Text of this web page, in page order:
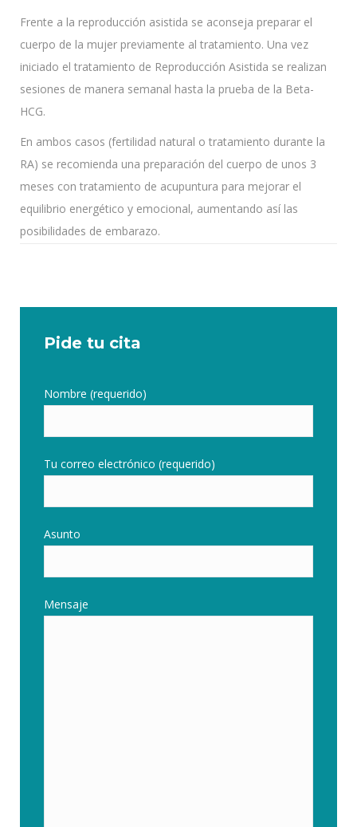
Frente a la reproducción asistida se aconseja preparar el
cuerpo de la mujer previamente al tratamiento. Una vez
iniciado el tratamiento de Reproducción Asistida se realizan
sesiones de manera semanal hasta la prueba de la Beta-
HCG.
En ambos casos (fertilidad natural o tratamiento durante la
RA) se recomienda una preparación del cuerpo de unos 3
meses con tratamiento de acupuntura para mejorar el
equilibrio energético y emocional, aumentando así las
posibilidades de embarazo.
Pide tu cita
Nombre (requerido)
Tu correo electrónico (requerido)
Asunto
Mensaje